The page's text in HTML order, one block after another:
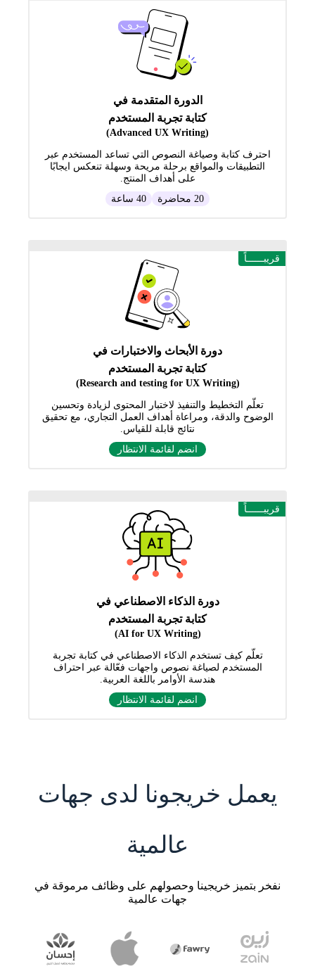
الدورة المتقدمة في
كتابة تجربة المستخدم
(Advanced UX Writing)
احترف كتابة وصياغة النصوص التي تساعد المستخدم عبر
التطبيقات والمواقع برحلة مريحة وسهلة تنعكس ايجابًا
على أهداف المنتج.
20 محاضرة
40 ساعة
قريبــــــاً
دورة الأبحاث والاختبارات في
كتابة تجربة المستخدم
(Research and testing for UX Writing)
تعلّم التخطيط والتنفيذ لاختبار المحتوى لزيادة وتحسين
الوضوح والدقة، ومراعاة أهداف العمل التجاري، مع تحقيق
نتائج قابلة للقياس.
انضم لقائمة الانتظار
قريبــــــاً
دورة الذكاء الاصطناعي في
كتابة تجربة المستخدم
(AI for UX Writing)
تعلّم كيف تستخدم الذكاء الاصطناعي في كتابة تجربة
المستخدم لصياغة نصوص واجهات فعّالة عبر احتراف
هندسة الأوامر باللغة العربية.
انضم لقائمة الانتظار
يعمل خريجونا لدى جهات
عالمية
نفخر بتميز خريجينا وحصولهم على وظائف مرموقة في
جهات عالمية